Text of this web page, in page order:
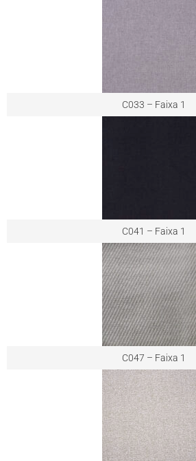
C033 – Faixa 1
C041 – Faixa 1
C047 – Faixa 1